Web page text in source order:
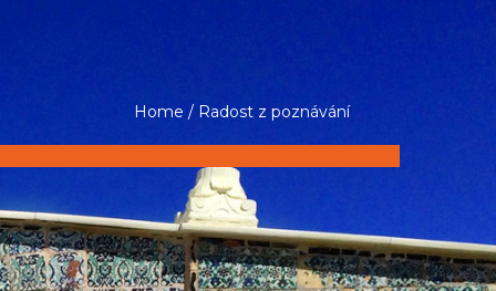
Home / Radost z poznávání